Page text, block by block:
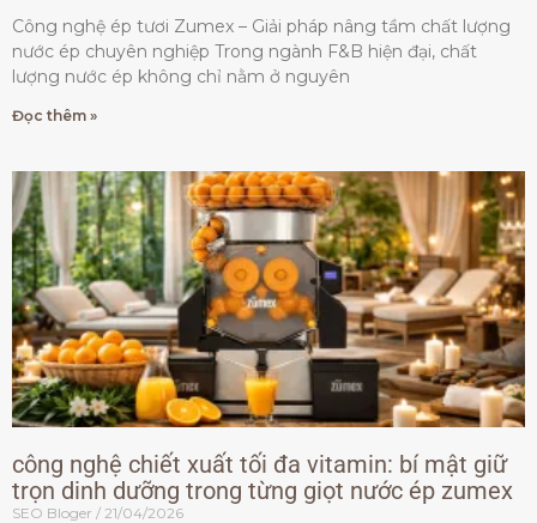
Công nghệ ép tươi Zumex – Giải pháp nâng tầm chất lượng
nước ép chuyên nghiệp Trong ngành F&B hiện đại, chất
lượng nước ép không chỉ nằm ở nguyên
Đọc thêm »
công nghệ chiết xuất tối đa vitamin: bí mật giữ
trọn dinh dưỡng trong từng giọt nước ép zumex
SEO Bloger 21/04/2026